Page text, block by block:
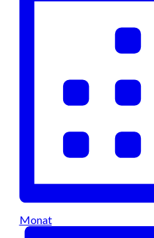
Monat